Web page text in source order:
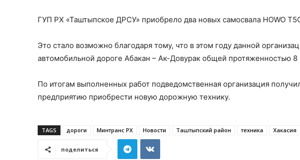
ГУП РХ «Таштыпское ДРСУ» приобрело два новых самосвала HOWO
Это стало возможно благодаря тому, что в этом году данной
автомобильной дороге Абакан – Ак-Довурак общей протяженностью 8
По итогам выполненных работ подведомственная организация
предприятию приобрести новую дорожную технику.
TAGS дороги Минтранс РХ Новости Таштыпский район техника Хакасия
поделиться